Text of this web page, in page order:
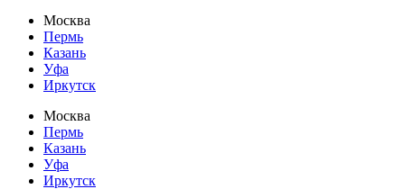
Москва
Пермь
Казань
Уфа
Иркутск
Москва
Пермь
Казань
Уфа
Иркутск